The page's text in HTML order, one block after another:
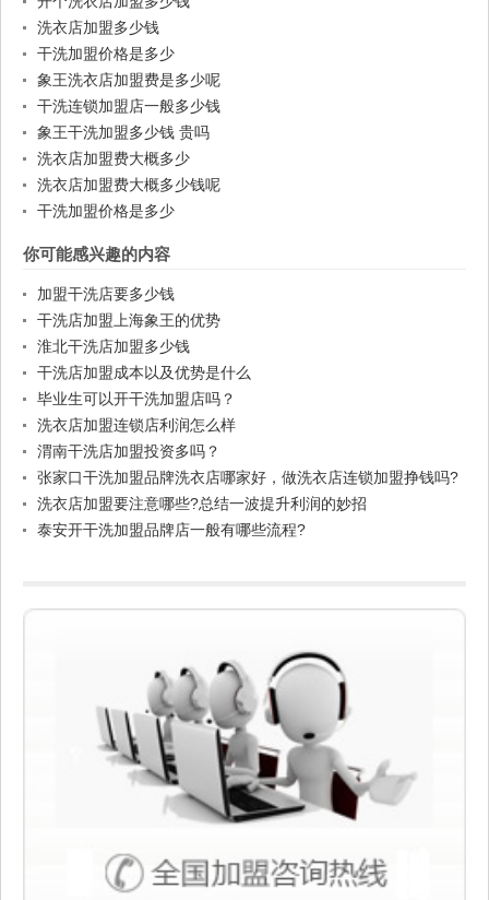
洗衣店加盟多少钱
干洗加盟价格是多少
象王洗衣店加盟费是多少呢
干洗连锁加盟店一般多少钱
象王干洗加盟多少钱 贵吗
洗衣店加盟费大概多少
洗衣店加盟费大概多少钱呢
干洗加盟价格是多少
你可能感兴趣的内容
加盟干洗店要多少钱
干洗店加盟上海象王的优势
淮北干洗店加盟多少钱
干洗店加盟成本以及优势是什么
毕业生可以开干洗加盟店吗？
洗衣店加盟连锁店利润怎么样
渭南干洗店加盟投资多吗？
张家口干洗加盟品牌洗衣店哪家好，做洗衣店连锁加盟挣钱吗?
洗衣店加盟要注意哪些?总结一波提升利润的妙招
泰安开干洗加盟品牌店一般有哪些流程?